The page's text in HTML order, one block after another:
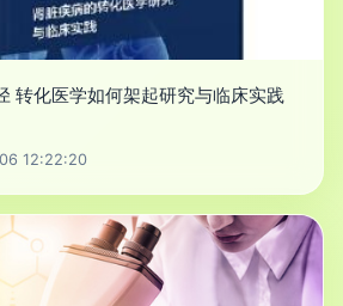
转化医学如何架起研究与临床实践
12:22:20